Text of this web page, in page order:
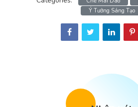
Ý Tưởng Sáng Tạo